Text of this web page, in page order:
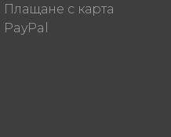
Плащане с карта
PayPal